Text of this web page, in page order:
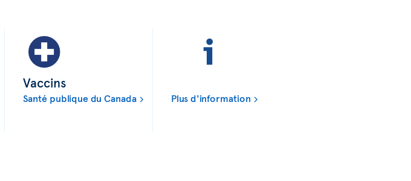
Vaccins
Santé publique du Canada Plus d'information